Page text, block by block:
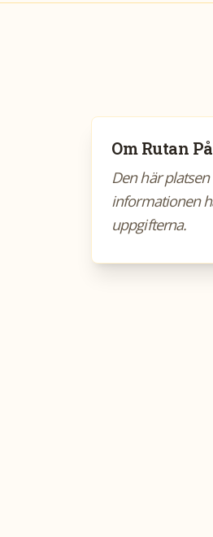
OmRutan
Den här
informationen
uppgifterna.